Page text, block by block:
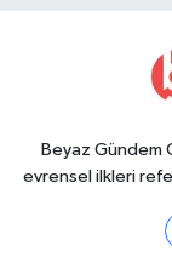
Beyaz Gündem
evrensel ilkleri